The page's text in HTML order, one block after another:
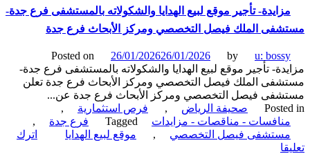
ومركز
الأبحاث
فرع
جدة
تأجير
موقع
كافتيريا
بالدور
الأول-
مستشفى
الملك
فيصل
التخصصي
ومركز
تأجير موقع لبيع الهدايا والشكولاته بالمستشفى فرع جدة-
الملك فيصل التخصصي ومركز الأبحاث فرع جدة
Posted on 26/01/202626/01/2026 by
u:
تأجير موقع لبيع الهدايا والشكولاته بالمستشفى فرع جدة-
الملك فيصل التخصصي ومركز الأبحاث فرع جدة تعلن
فيصل التخصصي ومركز الأبحاث فرع جدة عن...
صحيفة الرياض , فرص استثمارية
,
- مناقصات - مزايدات
Tagged فرع جدة
,
فيصل التخصصي
, موقع لبيع الهدايا
on